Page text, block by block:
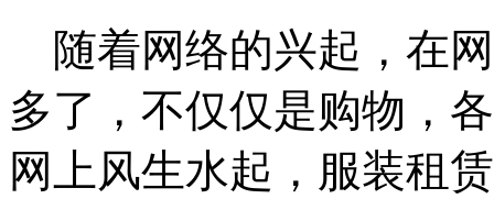
随着网络的兴起，在
多了，不仅仅是购物，
网上风生水起，服装租